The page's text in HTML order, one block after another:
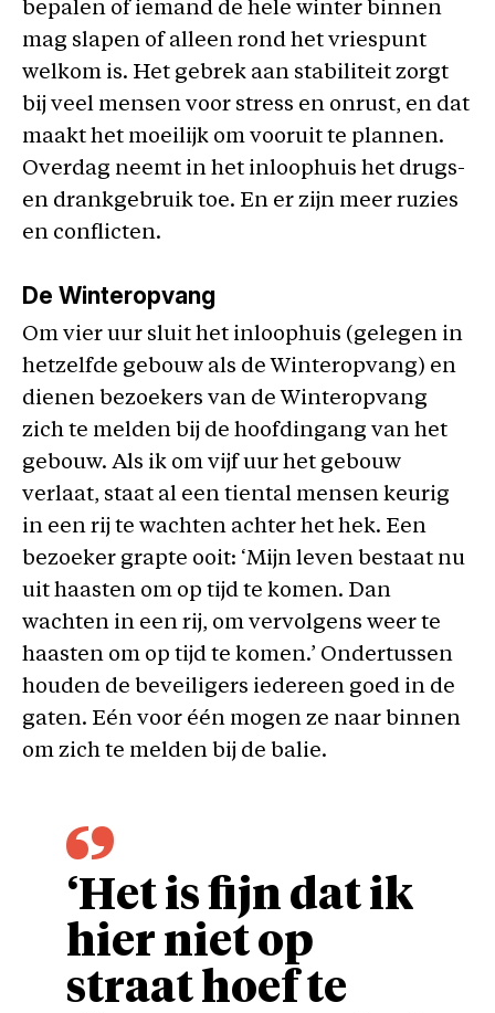
bepalen of iemand de hele winter binnen
mag slapen of alleen rond het vriespunt
welkom is. Het gebrek aan stabiliteit zorgt
bij veel mensen voor stress en onrust, en dat
maakt het moeilijk om vooruit te plannen.
Overdag neemt in het inloophuis het drugs-
en drankgebruik toe. En er zijn meer ruzies
en conflicten.
De Winteropvang
Om vier uur sluit het inloophuis (gelegen in
hetzelfde gebouw als de Winteropvang) en
dienen bezoekers van de Winteropvang
zich te melden bij de hoofdingang van het
gebouw. Als ik om vijf uur het gebouw
verlaat, staat al een tiental mensen keurig
in een rij te wachten achter het hek. Een
bezoeker grapte ooit: ‘Mijn leven bestaat nu
uit haasten om op tijd te komen. Dan
wachten in een rij, om vervolgens weer te
haasten om op tijd te komen.’ Ondertussen
houden de beveiligers iedereen goed in de
gaten. Eén voor één mogen ze naar binnen
om zich te melden bij de balie.
‘Het is fijn dat ik
hier niet op
straat hoef te